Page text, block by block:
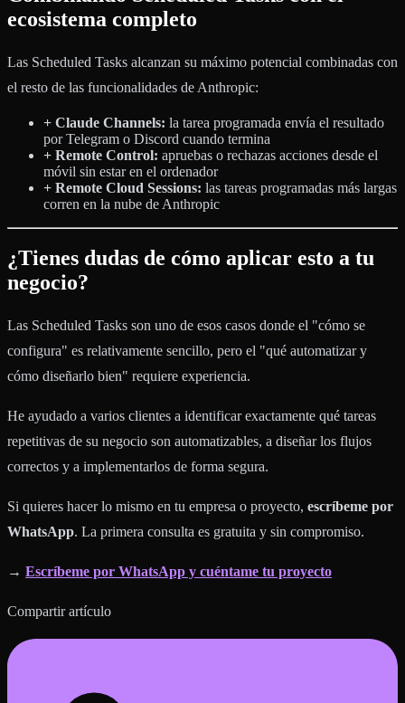
ecosistema completo
Las Scheduled Tasks alcanzan su máximo potencial combinadas con
el resto de las funcionalidades de Anthropic:
+ Claude Channels: la tarea programada envía el resultado
por Telegram o Discord cuando termina
+ Remote Control: apruebas o rechazas acciones desde el
móvil sin estar en el ordenador
+ Remote Cloud Sessions: las tareas programadas más largas
corren en la nube de Anthropic
¿Tienes dudas de cómo aplicar esto a tu
negocio?
Las Scheduled Tasks son uno de esos casos donde el "cómo se
configura" es relativamente sencillo, pero el "qué automatizar y
cómo diseñarlo bien" requiere experiencia.
He ayudado a varios clientes a identificar exactamente qué tareas
repetitivas de su negocio son automatizables, a diseñar los flujos
correctos y a implementarlos de forma segura.
Si quieres hacer lo mismo en tu empresa o proyecto, escríbeme por
WhatsApp. La primera consulta es gratuita y sin compromiso.
→ Escríbeme por WhatsApp y cuéntame tu proyecto
Compartir artículo